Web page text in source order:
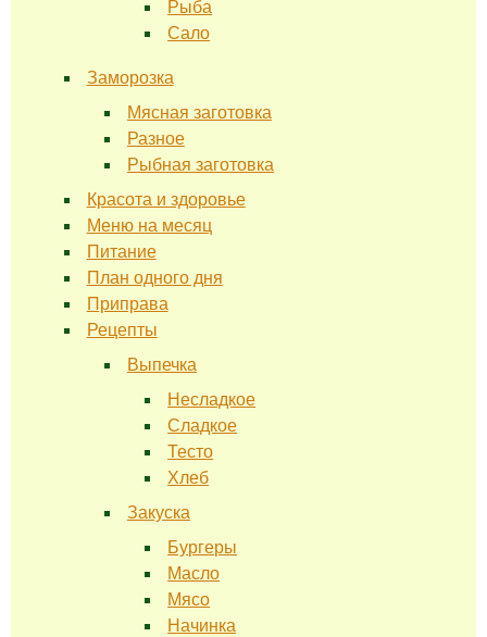
Рыба
Сало
Заморозка
Мясная заготовка
Разное
Рыбная заготовка
Красота и здоровье
Меню на месяц
Питание
План одного дня
Приправа
Рецепты
Выпечка
Несладкое
Сладкое
Тесто
Хлеб
Закуска
Бургеры
Масло
Мясо
Начинка